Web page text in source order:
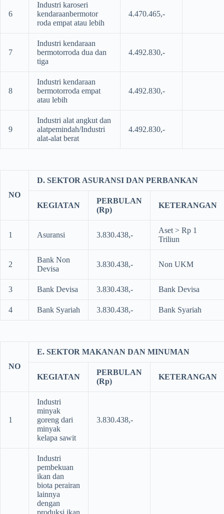
6
Industri karoseri
kendaraanbermotor
roda empat atau lebih
4.470.465,-
7
Industri kendaraan
bermotorroda dua dan
tiga
4.492.830,-
8
Industri kendaraan
bermotorroda empat
atau lebih
4.492.830,-
9
Industri alat angkut dan
alatpemindah/Industri
alat-alat berat
4.492.830,-
NO
D. SEKTOR ASURANSI DAN PERBANKAN
KEGIATAN
PERBULAN
(Rp)
KETERANGAN
1 Asuransi 3.830.438,-
Aset > Rp 1
Triliun
2
Bank Non
Devisa
3.830.438,- Non UKM
3 Bank Devisa 3.830.438,- Bank Devisa
4 Bank Syariah 3.830.438,- Bank Syariah
NO
E. SEKTOR MAKANAN DAN MINUMAN
KEGIATAN
PERBULAN
(Rp)
KETERANGAN
1
Industri
minyak
goreng dari
minyak
kelapa sawit
3.830.438,-
Industri
pembekuan
ikan dan
biota perairan
lainnya
dengan
produksi ikan